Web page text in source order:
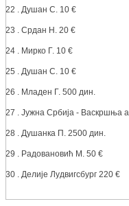
22 . Душан С. 10 €
23 . Срдан Н. 20 €
24 . Мирко Г. 10 €
25 . Душан С. 10 €
26 . Младен Г. 500 дин.
27 . Јужна Србија - Васкршња
28 . Душанка П. 2500 дин.
29 . Радовановић М. 50 €
30 . Делије Лудвигсбург 220 €